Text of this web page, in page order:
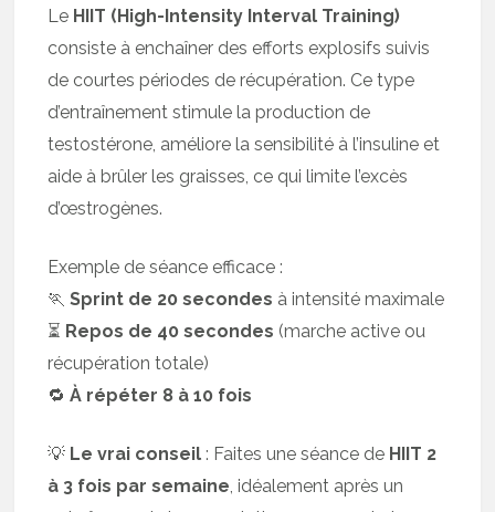
Le HIIT (High-Intensity Interval Training)
consiste à enchaîner des efforts explosifs suivis
de courtes périodes de récupération. Ce type
d’entraînement stimule la production de
testostérone, améliore la sensibilité à l’insuline et
aide à brûler les graisses, ce qui limite l’excès
d’œstrogènes.
Exemple de séance efficace :
🏃Sprint de 20 secondes à intensité maximale
⏳ Repos de 40 secondes (marche active ou
récupération totale)
🔁À répéter 8 à 10 fois
💡 Le vrai conseil : Faites une séance de HIIT 2
à 3 fois par semaine, idéalement après un